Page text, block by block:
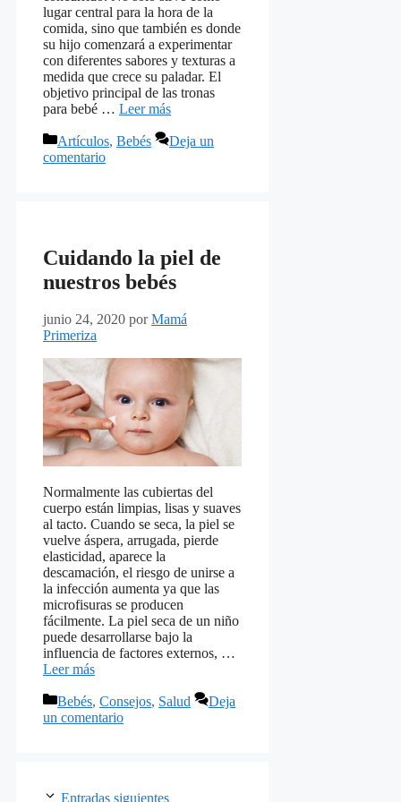
lugar central para la hora de la
comida, sino que también es donde
su hijo comenzará a experimentar
con diferentes sabores y texturas a
medida que crece su paladar. El
objetivo principal de las tronas
para bebé … Leer más
Categorías
Artículos, Bebés
Deja un
comentario
Cuidando la piel de
nuestros bebés
junio 24, 2020 porMamá
Primeriza
Normalmente las cubiertas del
cuerpo están limpias, lisas y suaves
al tacto. Cuando se seca, la piel se
vuelve áspera, arrugada, pierde
elasticidad, aparece la
descamación, el riesgo de unirse a
la infección aumenta ya que las
microfisuras se producen
fácilmente. La piel seca de un niño
puede desarrollarse bajo la
influencia de factores externos, …
Leer más
Categorías
Bebés, Consejos, Salud
Deja
un comentario
Entradas siguientes